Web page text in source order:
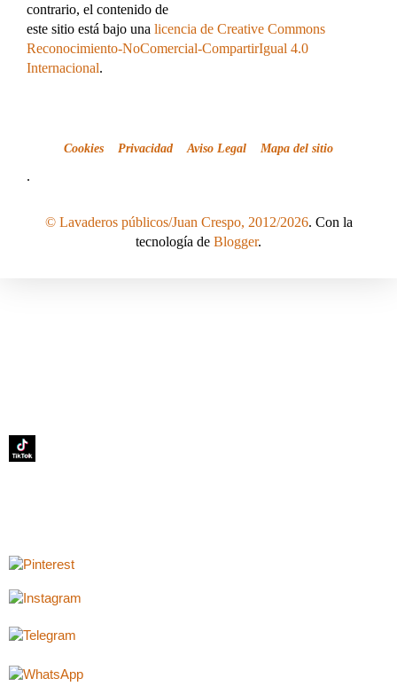
contrario, el contenido de
este sitio está bajo una licencia de Creative Commons
Reconocimiento-NoComercial-CompartirIgual 4.0
Internacional.
Cookies Privacidad Aviso Legal Mapa del sitio
.
© Lavaderos públicos/Juan Crespo, 2012/2026. Con la
tecnología de Blogger.